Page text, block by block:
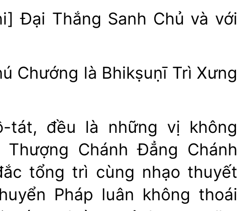
Đại Thắng Sanh Chủ và với
Chướng là Bhikṣuṇī Trì Xưng
tát, đều là những vị không
Chánh Đẳng Chánh
tổng trì cùng nhạo thuyết
Pháp luân không thoái